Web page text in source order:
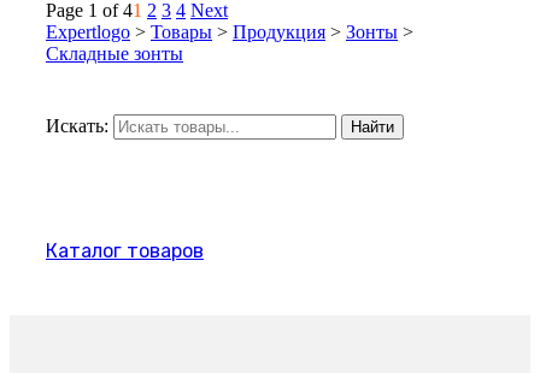
Page 1 of 41 2 3 4 Next
Expertlogo > Товары > Продукция > Зонты >
Складные зонты
Искать: Найти
Каталог товаров